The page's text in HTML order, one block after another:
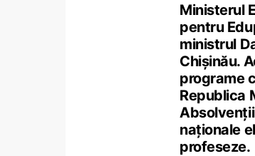
Ministerul
pentru
ministrul
Chișinău.
programe
Republica
naționale
profeseze.